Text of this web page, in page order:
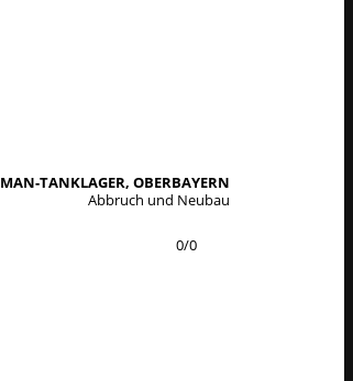
MAN-TANKLAGER, OBERBAYERN
Abbruch und Neubau
0/0